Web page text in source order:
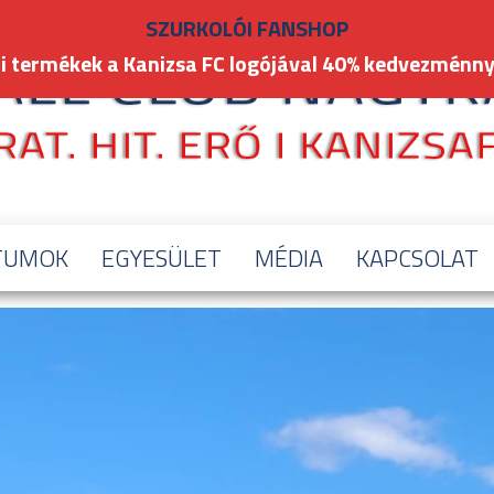
EGYESÜLET MÉDIA KAPCSOLAT
SZURKOLÓI FANSHOP
termékek a Kanizsa FC logójával 40%